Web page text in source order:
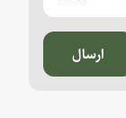
ارسال